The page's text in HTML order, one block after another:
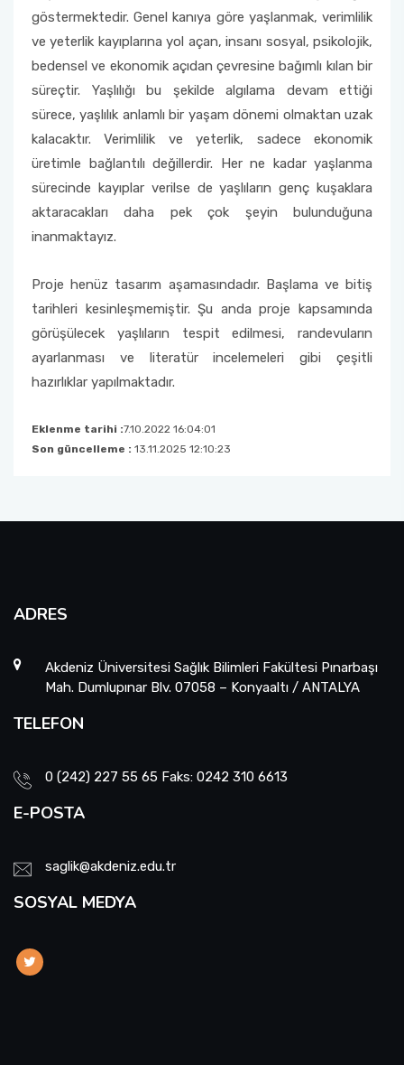
göstermektedir. Genel kanıya göre yaşlanmak, verimlilik
ve yeterlik kayıplarına yol açan, insanı sosyal, psikolojik,
bedensel ve ekonomik açıdan çevresine bağımlı kılan bir
süreçtir. Yaşlılığı bu şekilde algılama devam ettiği
sürece, yaşlılık anlamlı bir yaşam dönemi olmaktan uzak
kalacaktır. Verimlilik ve yeterlik, sadece ekonomik
üretimle bağlantılı değillerdir. Her ne kadar yaşlanma
sürecinde kayıplar verilse de yaşlıların genç kuşaklara
aktaracakları daha pek çok şeyin bulunduğuna
inanmaktayız.
Proje henüz tasarım aşamasındadır. Başlama ve bitiş
tarihleri kesinleşmemiştir. Şu anda proje kapsamında
görüşülecek yaşlıların tespit edilmesi, randevuların
ayarlanması ve literatür incelemeleri gibi çeşitli
hazırlıklar yapılmaktadır.
Eklenme tarihi :7.10.2022 16:04:01
Son güncelleme : 13.11.2025 12:10:23
ADRES
Akdeniz Üniversitesi Sağlık Bilimleri Fakültesi Pınarbaşı
Mah. Dumlupınar Blv. 07058 – Konyaaltı / ANTALYA
TELEFON
0 (242) 227 55 65 Faks: 0242 310 6613
E-POSTA
saglik@akdeniz.edu.tr
SOSYAL MEDYA